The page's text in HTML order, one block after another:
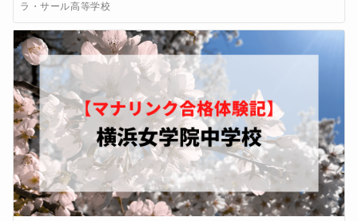
好きだから続けられる、それこそが最大の理由です。
【これまでに経験した指導内容】
・大学受験
・高校受験
・中学受験
・看護専門学校入試
・個別指導塾の教室長
・通信制高校の講師
①学習課題週間スケジューリング作成（無料）
②授業分野内容オーダーメイド（無料）
③毎日いつでも学習コンサルティングチャットサポー
ト対応（無料）
④フレキシブル複数授業科目チェンジ（無料）
⑤授業内容改善調整アンケートシステム利用（無料）
私のコースは、授業料のみいただけましたら、以上の
オプションを全て追加料金完全無料でお付けいたしま
す。
ラ・サール高等学校